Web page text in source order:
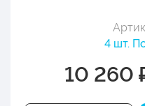
4 шт.
10 260